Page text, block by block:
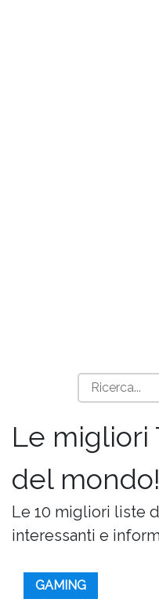
Le migliori
del mondo!
Le 10 migliori liste
interessanti e
GAMING